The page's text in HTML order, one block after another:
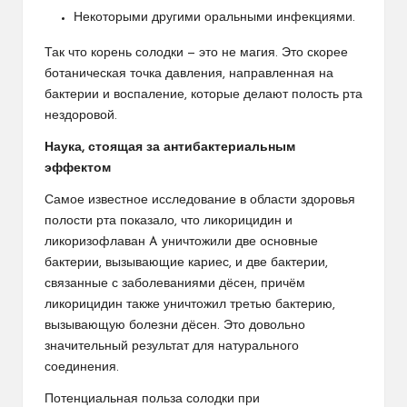
Некоторыми другими оральными инфекциями.
Так что корень солодки — это не магия. Это скорее
ботаническая точка давления, направленная на
бактерии и воспаление, которые делают полость рта
нездоровой.
Наука, стоящая за антибактериальным
эффектом
Самое известное исследование в области здоровья
полости рта показало, что ликорицидин и
ликоризофлаван A уничтожили две основные
бактерии, вызывающие кариес, и две бактерии,
связанные с заболеваниями дёсен, причём
ликорицидин также уничтожил третью бактерию,
вызывающую болезни дёсен. Это довольно
значительный результат для натурального
соединения.
Потенциальная польза солодки при